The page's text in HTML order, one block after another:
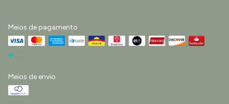
Meios de pagamento
Meios de envio